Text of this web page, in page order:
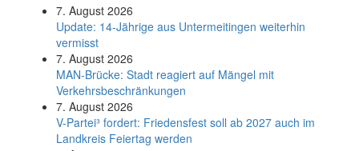
7. August 2026
Update: 14-Jährige aus Untermeitingen weiterhin
vermisst
7. August 2026
MAN-Brücke: Stadt reagiert auf Mängel mit
Verkehrsbeschränkungen
7. August 2026
V-Partei­³ fordert: Friedens­fest soll ab 2027 auch im
Land­kreis Feier­tag werden